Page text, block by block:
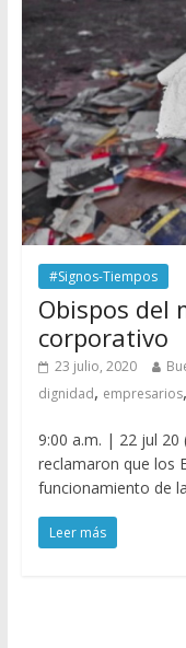
#Signos-Tiempos
Obispos del
corporativo
23 julio, 2020
dignidad, empresarios,
9:00 a.m. | 22 jul 20
reclamaron que los
funcionamiento de
Leer más